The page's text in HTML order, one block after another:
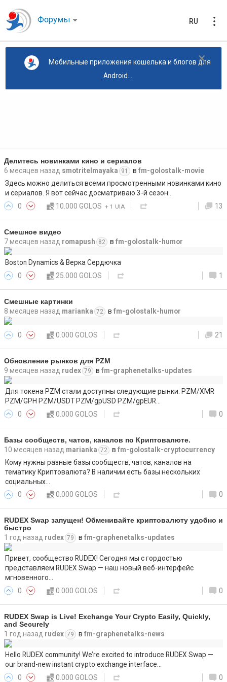
Форумы RU
×
Мобильные приложения кошелька и блогов для
Android...
Делитесь новинками кино и сериалов
6 месяцев назад smotritelmayaka 91 в fm-golostalk-movie
Здесь можно делиться всеми просмотренными новинками кино
и сериалов. Я вот сейчас досматриваю 3-й сезон…
0
10.000 GOLOS +1 UIA 13
Смешное видео
7 месяцев назад romapush 82 в fm-golostalk-humor
Boston Dynamics & Верка Сердючка
0
25.000 GOLOS 1
Смешные картинки
8 месяцев назад marianka 72 в fm-golostalk-humor
0 0.000 GOLOS 21
Обновление рынков для PZM
9 месяцев назад rudex 79 в fm-graphenetalks-updates
Для токена PZM стали доступны следующие рынки: PZM/XMR
PZM/GPH PZM/USDT PZM/gpUSD PZM/gpEUR…
0
0.000 GOLOS 0
Базы сообществ, чатов, каналов по Криптовалюте.
10 месяцев назад marianka 72 в fm-golostalk-cryptocurrency
Кому нужны разные базы сообществ, чатов, каналов на
тематику Криптовалюта? В наличии есть базы нескольких
социальных…
0
0.000 GOLOS 0
RUDEX Swap запущен! Обменивайте криптовалюту удобно и
быстро
1 год назад rudex 79 в fm-graphenetalks-updates
Привет, сообщество RUDEX! Сегодня мы с гордостью
представляем RUDEX Swap — наш новый веб-интерфейс
мгновенного…
0
0.000 GOLOS 0
RUDEX Swap is Live! Exchange Your Crypto Easily, Quickly,
and Securely
1 год назад rudex 79 в fm-graphenetalks-news
Hello RUDEX community! We’re excited to introduce RUDEX Swap —
our brand-new instant crypto exchange interface…
0
0.000 GOLOS 0